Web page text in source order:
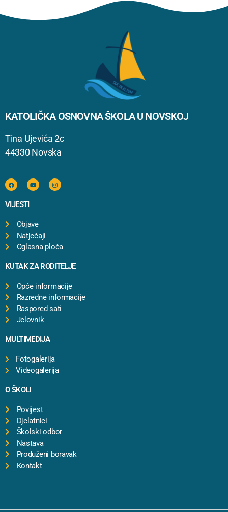
KATOLIČKA OSNOVNA ŠKOLA U NOVSKOJ
Tina Ujevića 2c
44330 Novska
VIJESTI
Objave
Natječaji
Oglasna ploča
KUTAK ZA RODITELJE
Opće informacije
Razredne informacije
Raspored sati
Jelovnik
MULTIMEDIJA
Fotogalerija
Videogalerija
O ŠKOLI
Povijest
Djelatnici
Školski odbor
Nastava
Produženi boravak
Kontakt